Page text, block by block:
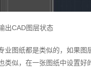
出CAD图层状态
业图纸都是类似的，如果图
类似，在一张图纸中设置好